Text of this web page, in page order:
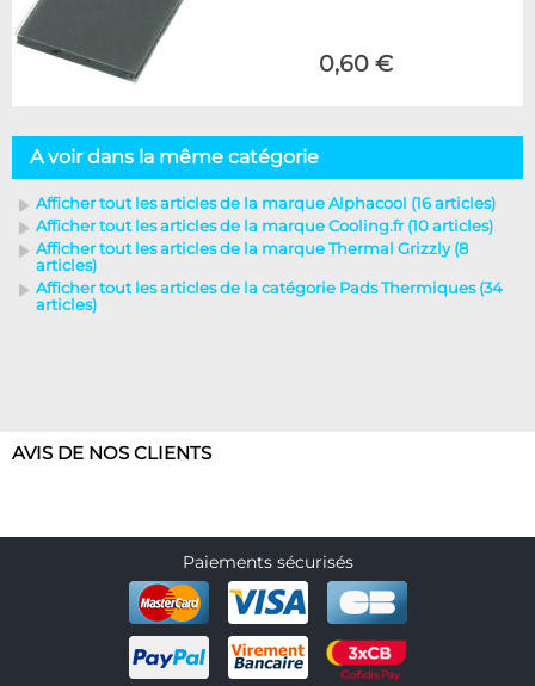
0,60 €
A voir dans la même catégorie
Afficher tout les articles de la marque Alphacool (16 articles)
Afficher tout les articles de la marque Cooling.fr (10 articles)
Afficher tout les articles de la marque Thermal Grizzly (8
articles)
Afficher tout les articles de la catégorie Pads Thermiques (34
articles)
AVIS DE NOS CLIENTS
Paiements sécurisés